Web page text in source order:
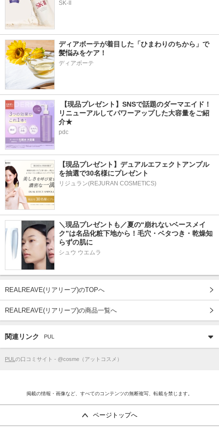
SK-II
ディアボーテが着目した「ひまわりのちから」で
髪悩みをケア！
ディアボーテ
【現品プレゼント】SNSで話題のダーマエイド！
リニューアルしてパワーアップした大容量をご紹
介★
pdc
【現品プレゼント】デュアルエフェクトアンプル
を抽選で30名様にプレゼント
リジュラン(REJURAN COSMETICS)
＼現品プレゼントも／夏の“崩れないベースメイ
ク”は名品化粧下地から！毛穴・ベタつき・乾燥知
らずの肌に
シュウ ウエムラ
REALREAVE(リアリーブ)のTOPへ
REALREAVE(リアリーブ)の商品一覧へ
関連リンク PUL
PUL の口コミサイト - @cosme（アットコスメ）
掲載の情報・画像など、すべてのコンテンツの無断複写、転載を禁じます。
ページトップへ